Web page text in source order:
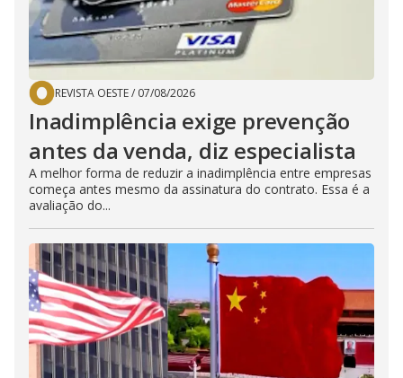
REVISTA OESTE/ 07/08/2026
Inadimplência exige prevenção
antes da venda, diz especialista
A melhor forma de reduzir a inadimplência entre empresas
começa antes mesmo da assinatura do contrato. Essa é a
avaliação do...